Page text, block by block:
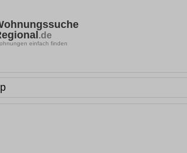
.de
einfach finden